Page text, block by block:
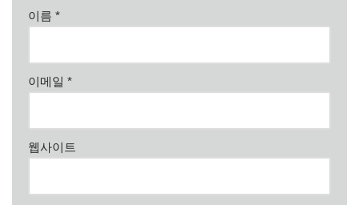
이름 *
이메일 *
웹사이트